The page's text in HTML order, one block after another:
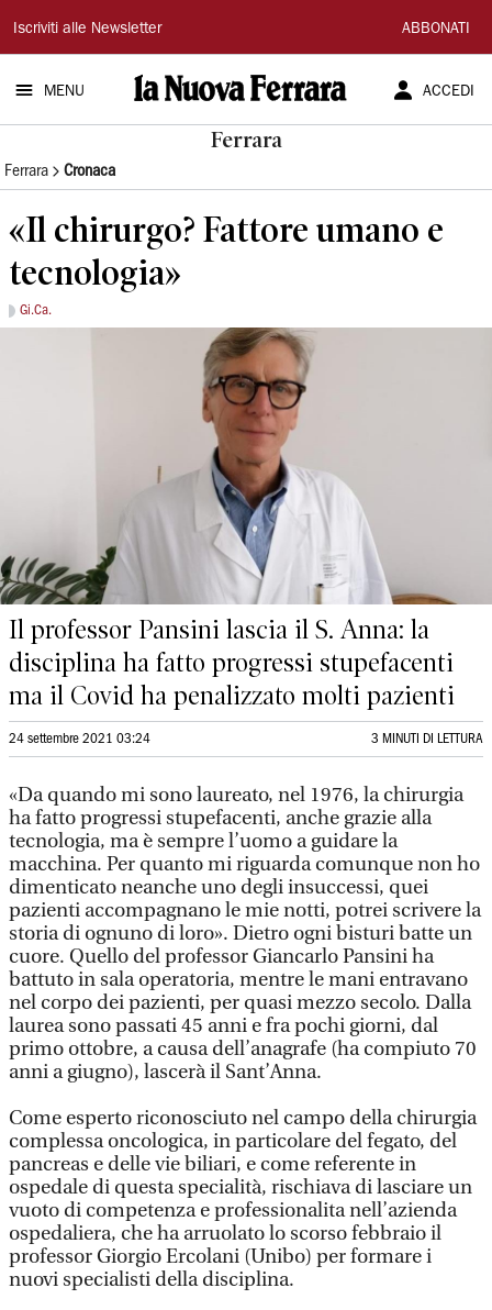
La
Nuova
Ferrara
Iscriviti alle Newsletter ABBONATI
MENU ACCEDI
Ferrara
Ferrara Cronaca
«Il chirurgo? Fattore umano e
tecnologia»
Gi.Ca.
Il professor Pansini lascia il S. Anna: la
disciplina ha fatto progressi stupefacenti
ma il Covid ha penalizzato molti pazienti
24 settembre 2021 03:24 3 MINUTI DI LETTURA
«Da quando mi sono laureato, nel 1976, la chirurgia
ha fatto progressi stupefacenti, anche grazie alla
tecnologia, ma è sempre l’uomo a guidare la
macchina. Per quanto mi riguarda comunque non ho
dimenticato neanche uno degli insuccessi, quei
pazienti accompagnano le mie notti, potrei scrivere la
storia di ognuno di loro». Dietro ogni bisturi batte un
cuore. Quello del professor Giancarlo Pansini ha
battuto in sala operatoria, mentre le mani entravano
nel corpo dei pazienti, per quasi mezzo secolo. Dalla
laurea sono passati 45 anni e fra pochi giorni, dal
primo ottobre, a causa dell’anagrafe (ha compiuto 70
anni a giugno), lascerà il Sant’Anna.
Come esperto riconosciuto nel campo della chirurgia
complessa oncologica, in particolare del fegato, del
pancreas e delle vie biliari, e come referente in
ospedale di questa specialità, rischiava di lasciare un
vuoto di competenza e professionalita nell’azienda
ospedaliera, che ha arruolato lo scorso febbraio il
professor Giorgio Ercolani (Unibo) per formare i
nuovi specialisti della disciplina.